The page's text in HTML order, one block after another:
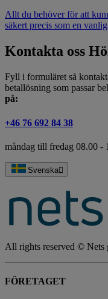
Allt du behöver för att
säkert precis som en
Kontakta oss
Fyll i formuläret så
betallösning som passar
på:
+46 76 692 84 38
måndag till fredag 08.00 -
Svenska
All rights reserved © Nets
FÖRETAGET